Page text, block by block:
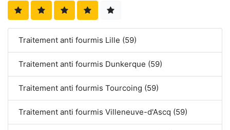
Traitement anti fourmis Lille (59)
Traitement anti fourmis Dunkerque (59)
Traitement anti fourmis Tourcoing (59)
Traitement anti fourmis Villeneuve-d'Ascq (59)